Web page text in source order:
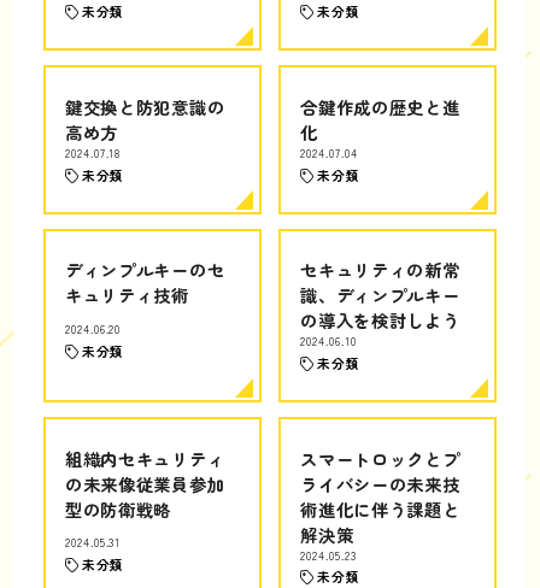
未分類 未分類
鍵交換と防犯意識の
高め方
2024.07.18
未分類
合鍵作成の歴史と進
化
2024.07.04
未分類
ディンプルキーのセ
キュリティ技術
2024.06.20
未分類
セキュリティの新常
識、ディンプルキー
の導入を検討しよう
2024.06.10
未分類
組織内セキュリティ
の未来像従業員参加
型の防衛戦略
2024.05.31
未分類
スマートロックとプ
ライバシーの未来技
術進化に伴う課題と
解決策
2024.05.23
未分類